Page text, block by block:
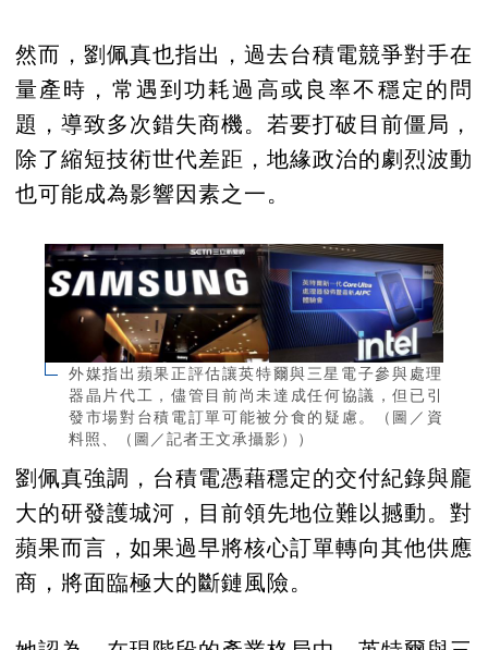
然而，劉佩真也指出，過去台積電競爭對手在
量產時，常遇到功耗過高或良率不穩定的問
題，導致多次錯失商機。若要打破目前僵局，
除了縮短技術世代差距，地緣政治的劇烈波動
也可能成為影響因素之一。
外媒指出蘋果正評估讓英特爾與三星電子參與處理
器晶片代工，儘管目前尚未達成任何協議，但已引
發市場對台積電訂單可能被分食的疑慮。（圖／資
料照、（圖／記者王文承攝影））
劉佩真強調，台積電憑藉穩定的交付紀錄與龐
大的研發護城河，目前領先地位難以撼動。對
蘋果而言，如果過早將核心訂單轉向其他供應
商，將面臨極大的斷鏈風險。